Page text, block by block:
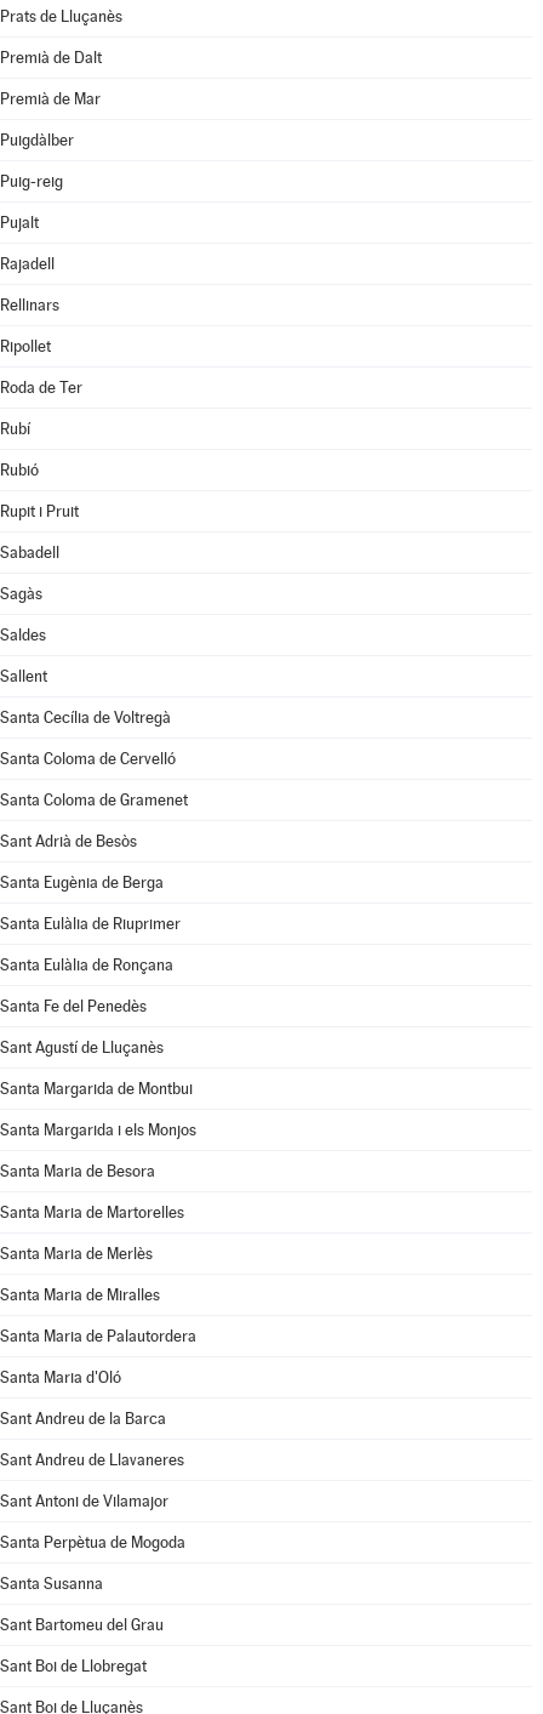
Prats de Lluçanès
Premià de Dalt
Premià de Mar
Puigdàlber
Puig-reig
Pujalt
Rajadell
Rellinars
Ripollet
Roda de Ter
Rubí
Rubió
Rupit i Pruit
Sabadell
Sagàs
Saldes
Sallent
Santa Cecília de Voltregà
Santa Coloma de Cervelló
Santa Coloma de Gramenet
Sant Adrià de Besòs
Santa Eugènia de Berga
Santa Eulàlia de Riuprimer
Santa Eulàlia de Ronçana
Santa Fe del Penedès
Sant Agustí de Lluçanès
Santa Margarida de Montbui
Santa Margarida i els Monjos
Santa Maria de Besora
Santa Maria de Martorelles
Santa Maria de Merlès
Santa Maria de Miralles
Santa Maria de Palautordera
Santa Maria d'Oló
Sant Andreu de la Barca
Sant Andreu de Llavaneres
Sant Antoni de Vilamajor
Santa Perpètua de Mogoda
Santa Susanna
Sant Bartomeu del Grau
Sant Boi de Llobregat
Sant Boi de Lluçanès